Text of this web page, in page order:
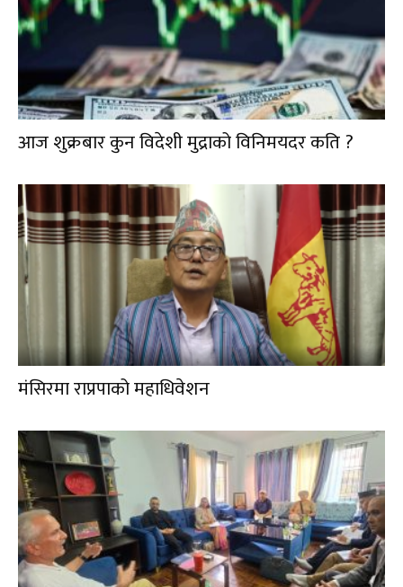
आज शुक्रबार कुन विदेशी मुद्राको विनिमयदर कति ?
मंसिरमा राप्रपाको महाधिवेशन